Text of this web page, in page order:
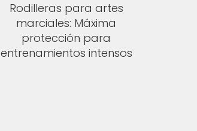
Rodilleras para artes
marciales: Máxima
protección para
entrenamientos intensos